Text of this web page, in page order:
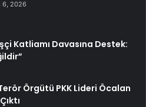
6, 2026
Katliamı Davasına Destek:
Örgütü PKK Lideri Öcalan